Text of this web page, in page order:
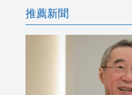
推薦新聞